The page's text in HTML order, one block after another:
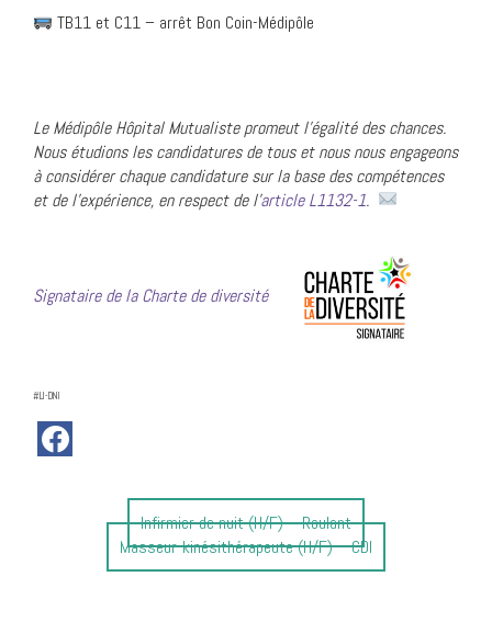
TB11 et C11 – arrêt Bon Coin-Médipôle
Le Médipôle Hôpital Mutualiste promeut l’égalité des chances.
Nous étudions les candidatures de tous et nous nous engageons
à considérer chaque candidature sur la base des compétences
et de l’expérience, en respect de l’article L1132-1.
Signataire de la Charte de diversité
#LI-DNI
Article
précédent
:
Infirmier de nuit (H/F) – Roulant
Article
suivant
Masseur-kinésithérapeute (H/F) – CDI